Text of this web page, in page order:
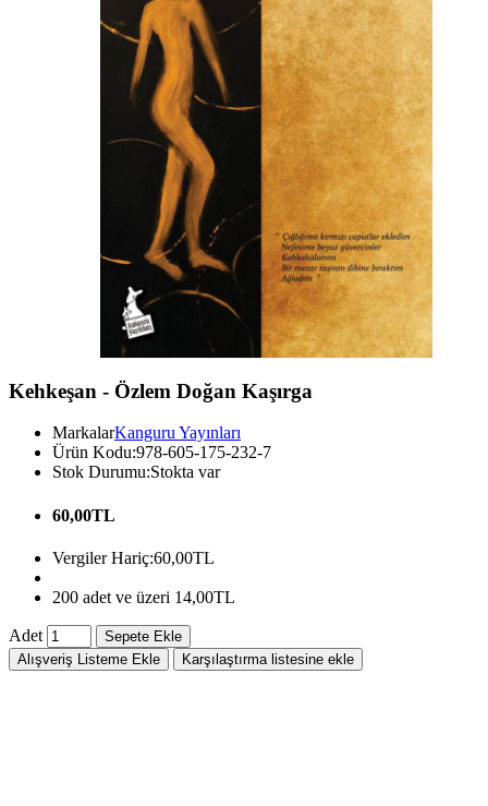
Kehkeşan - Özlem Doğan Kaşırga
MarkalarKanguru Yayınları
Ürün Kodu:978-605-175-232-7
Stok Durumu:Stokta var
60,00TL
Vergiler Hariç:60,00TL
200 adet ve üzeri 14,00TL
Adet
Sepete Ekle
Alışveriş Listeme Ekle
Karşılaştırma listesine ekle